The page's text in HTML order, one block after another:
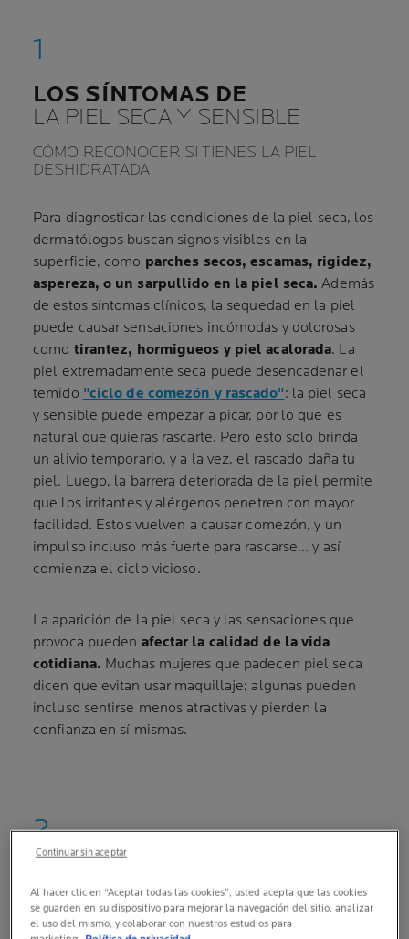
LOS SÍNTOMAS DE
LA PIEL SECA Y SENSIBLE
CÓMO RECONOCER SI TIENES LA PIEL
DESHIDRATADA
Para diagnosticar las condiciones de la piel seca, los
dermatólogos buscan signos visibles en la
superficie, como parches secos, escamas, rigidez,
aspereza, o un sarpullido en la piel seca. Además
de estos síntomas clínicos, la sequedad en la piel
puede causar sensaciones incómodas y dolorosas
como tirantez, hormigueos y piel acalorada. La
piel extremadamente seca puede desencadenar el
temido "ciclo de comezón y rascado": la piel seca
y sensible puede empezar a picar, por lo que es
natural que quieras rascarte. Pero esto solo brinda
un alivio temporario, y a la vez, el rascado daña tu
piel. Luego, la barrera deteriorada de la piel permite
que los irritantes y alérgenos penetren con mayor
facilidad. Estos vuelven a causar comezón, y un
impulso incluso más fuerte para rascarse... y así
comienza el ciclo vicioso.
La aparición de la piel seca y las sensaciones que
provoca pueden afectar la calidad de la vida
cotidiana. Muchas mujeres que padecen piel seca
dicen que evitan usar maquillaje; algunas pueden
incluso sentirse menos atractivas y pierden la
confianza en sí mismas.
SENSIBLE?
Al hacer clic en “Aceptar todas las cookies”, usted acepta que las cookies
se guarden en su dispositivo para mejorar la navegación del sitio, analizar
el uso del mismo, y colaborar con nuestros estudios para
Continuar sin aceptar